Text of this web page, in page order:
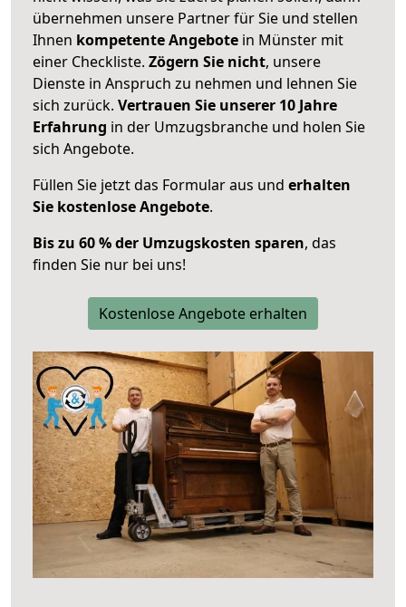
übernehmen unsere Partner für Sie und stellen
Ihnen kompetente Angebote in Münster mit
einer Checkliste. Zögern Sie nicht, unsere
Dienste in Anspruch zu nehmen und lehnen Sie
sich zurück. Vertrauen Sie unserer 10 Jahre
Erfahrung in der Umzugsbranche und holen Sie
sich Angebote.
Füllen Sie jetzt das Formular aus und erhalten
Sie kostenlose Angebote.
Bis zu 60 % der Umzugskosten sparen, das
finden Sie nur bei uns!
Kostenlose Angebote erhalten